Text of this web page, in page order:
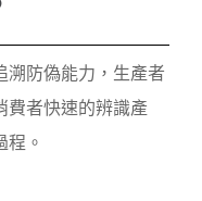
溯防偽能力，生產者
費者快速的辨識產
程。